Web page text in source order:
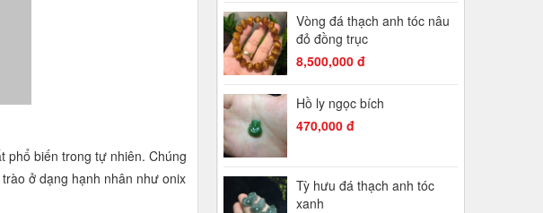
phổ biến trong tự nhiên. Chúng
ở dạng hạnh nhân như onix
Vòng đá thạch anh tóc nâu
đỏ đồng trục
8,500,000 đ
Hồ ly ngọc bích
470,000 đ
Tỳ hưu đá thạch anh tóc
xanh